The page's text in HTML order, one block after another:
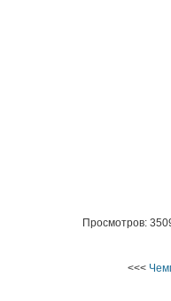
Просмотров:
<<<